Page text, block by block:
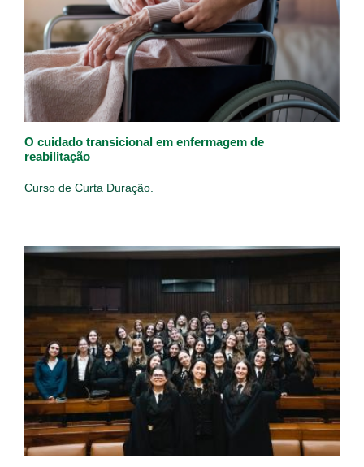
O cuidado transicional em enfermagem de
reabilitação
Curso de Curta Duração.